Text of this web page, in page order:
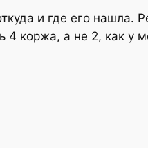
и где его нашла.
4 коржа, а не 2, как у